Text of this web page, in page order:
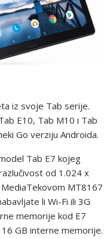
iz svoje Tab serije.
E10, Tab M10 i Tab
Go verziju Androida.
Tab E7 kojeg
od 1.024 x
MT8167
li Wi-Fi ili 3G
memorije kod E7
GB interne memorije.